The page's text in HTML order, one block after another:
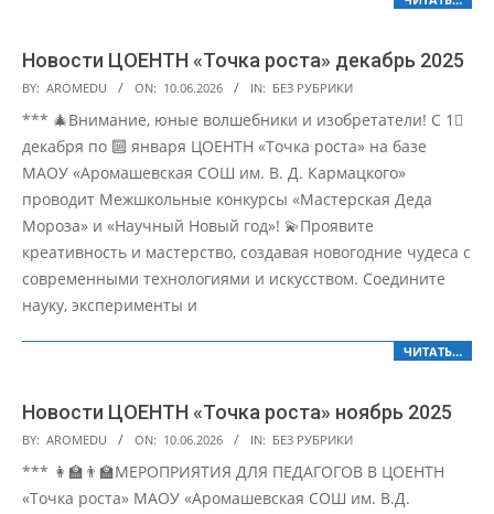
Новости ЦОЕНТН «Точка роста» декабрь 2025
2026-
06-
10
BY: AROMEDU ON: 10.06.2026 IN: БЕЗ РУБРИКИ
*** 🎄Внимание, юные волшебники и изобретатели! С 1⃣
декабря по 🔟 января ЦОЕНТН «Точка роста» на базе
МАОУ «Аромашевская СОШ им. В. Д. Кармацкого»
проводит Межшкольные конкурсы «Мастерская Деда
Мороза» и «Научный Новый год»! 💫Проявите
креативность и мастерство, создавая новогодние чудеса с
современными технологиями и искусством. Соедините
науку, эксперименты и
ЧИТАТЬ…
Новости ЦОЕНТН «Точка роста» ноябрь 2025
2026-
06-
10
BY: AROMEDU ON: 10.06.2026 IN: БЕЗ РУБРИКИ
*** 👩‍🏫👨‍🏫МЕРОПРИЯТИЯ ДЛЯ ПЕДАГОГОВ В ЦОЕНТН
«Точка роста» МАОУ «Аромашевская СОШ им. В.Д.